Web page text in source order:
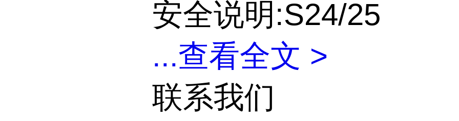
安全说明:S24/25
...查看全文 >
联系我们